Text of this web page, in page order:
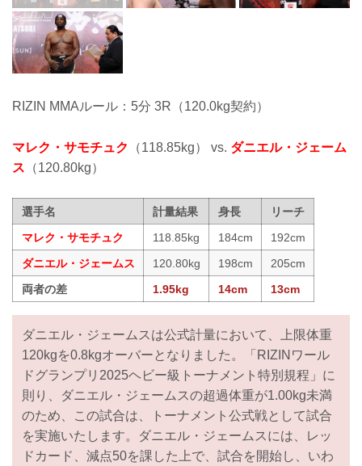
RIZIN MMAルール：5分 3R（120.0kg契約）
マレク・サモチュク （118.85kg） vs. ダニエル・ジェーム
ス （120.80kg）
選手名 計量結果 身長
リーチ
マレク・サモチュク
118.85kg 184cm
192cm
ダニエル・ジェームス
120.80kg 198cm
205cm
両者の差
1.95kg 14cm 13cm
ダニエル・ジェームスは公式計量において、上限体重
120kgを0.8kgオーバーとなりました。「RIZINワール
ドグランプリ2025ヘビー級トーナメント特別規程」に
則り、ダニエル・ジェームスの超過体重が1.00kg未満
のため、この試合は、トーナメント公式戦として試合
を実施いたします。ダニエル・ジェームスには、レッ
ドカード、減点50を課した上で、試合を開始し、いわ